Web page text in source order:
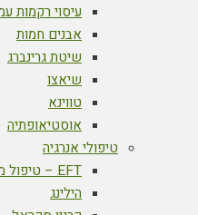
עיסוי רקמות
אבנים חמות
שיטת גרינברג
שיאצו
טווינא
אוסטיאופתיה
טיפולי אנרגיה
EFT – טיפול ממוקד רגשות
הילינג